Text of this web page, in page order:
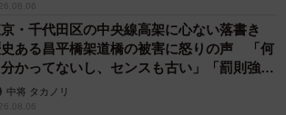
・千代田区の中央線高架に心ない落書き
ある昌平橋架道橋の被害に怒りの声 「何
分かってないし、センスも古い」「罰則強化
」
中将 タカノリ